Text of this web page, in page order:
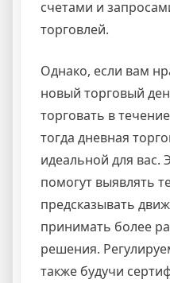
счетами и
торговлей.
Однако, если вам
новый торговый
торговать в
тогда дневная
идеальной для вас.
помогут выявлять
предсказывать
принимать более
решения.
также будучи